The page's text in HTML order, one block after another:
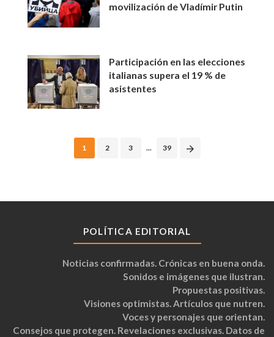
movilización de Vladímir Putin
Participación en las elecciones
italianas supera el 19 % de
asistentes
1 2 3 ... 39
POLÍTICA EDITORIAL
Noticias confirmadas. Crónicas en buena onda.
Sonidos e imágenes que ilustran.
Propuestas positivas.
Visiones optimistas. Artículos que nutren.
Voces y personajes que orientan.
Consejos que protegen. Revelaciones exclusivas. Datos de